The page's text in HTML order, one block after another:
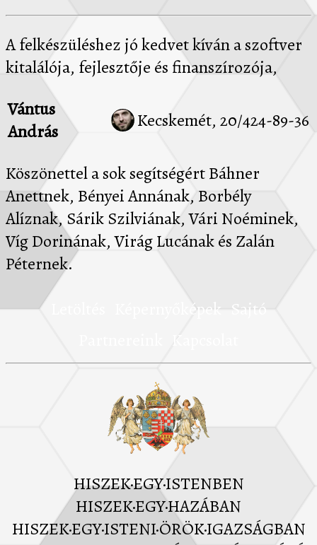
A felkészüléshez jó kedvet kíván a szoftver
kitalálója, fejlesztője és finanszírozója,
Vántus
András
Kecskemét, 20/424-89-36
Köszönettel a sok segítségért Báhner
Anettnek, Bényei Annának, Borbély
Alíznak, Sárik Szilviának, Vári Noéminek,
Víg Dorinának, Virág Lucának és Zalán
Péternek.
Képernyőképek Sajtó
HISZEK·EGY·ISTENBEN
HISZEK·EGY·HAZÁBAN
HISZEK·EGY·ISTENI·ÖRÖK·IGAZSÁGBAN